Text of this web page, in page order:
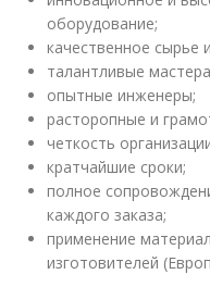
оборудование;
качественное сырье
талантливые
опытные инженеры;
расторопные и
четкость
кратчайшие сроки;
полное
каждого заказа;
применение
изготовителей